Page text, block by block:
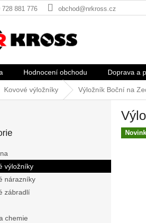
728 881 776 obchod@nrkross.cz
Hodnocení obchodu Doprava a
Kovové výložníky Výložník Boční na
výložníky
nárazníky
zábradlí
chemie